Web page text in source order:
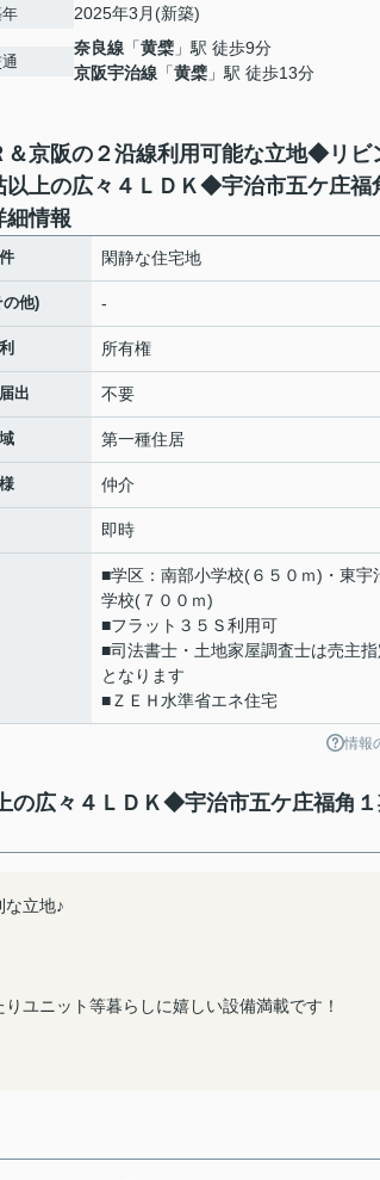
2025年3月(新築)
奈良線 「黄檗 」駅 徒歩9分
京阪宇治線 「黄檗 」駅 徒歩13分
京阪の２沿線利用可能な立地◆リビ
以上の広々４ＬＤＫ◆宇治市五ケ庄福
細情報
閑静な住宅地
の他) -
所有権
出 不要
第一種住居
仲介
即時
■学区：南部小学校(６５０ｍ)・東宇
学校(７００ｍ)
■フラット３５Ｓ利用可
■司法書士・土地家屋調査士は売主
となります
■ＺＥＨ水準省エネ住宅
情報
広々４ＬＤＫ◆宇治市五ケ庄福角
な立地♪
ユニット等暮らしに嬉しい設備満載です！